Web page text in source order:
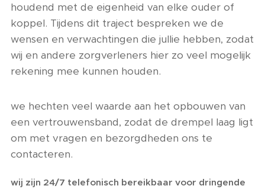
houdend met de eigenheid van elke ouder of
koppel. Tijdens dit traject bespreken we de
wensen en verwachtingen die jullie hebben, zodat
wij en andere zorgverleners hier zo veel mogelijk
rekening mee kunnen houden.
we hechten veel waarde aan het opbouwen van
een vertrouwensband, zodat de drempel laag ligt
om met vragen en bezorgdheden ons te
contacteren.
wij zijn 24/7 telefonisch bereikbaar voor dringende